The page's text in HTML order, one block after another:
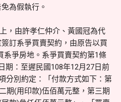
為假執行。
，由許孝仁仲介、黃國冠為代
訂系爭買賣契約，由原告以買
系爭房地。系爭買賣契約第1條
期：至遲民國108年12月27日前
分別約定：「付款方式如下：第
期(用印款)伍佰萬元整，第三期